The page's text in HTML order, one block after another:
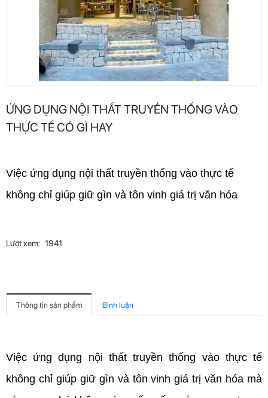
ỨNG DỤNG NỘI THẤT TRUYỀN THỐNG VÀO
THỰC TẾ CÓ GÌ HAY
Việc ứng dụng nội thất truyền thống vào thực tế
không chỉ giúp giữ gìn và tôn vinh giá trị văn hóa
Lượt xem: 1941
Thông tin sản phẩm Bình luận
Việc ứng dụng nội thất truyền thống vào thực tế
không chỉ giúp giữ gìn và tôn vinh giá trị văn hóa mà